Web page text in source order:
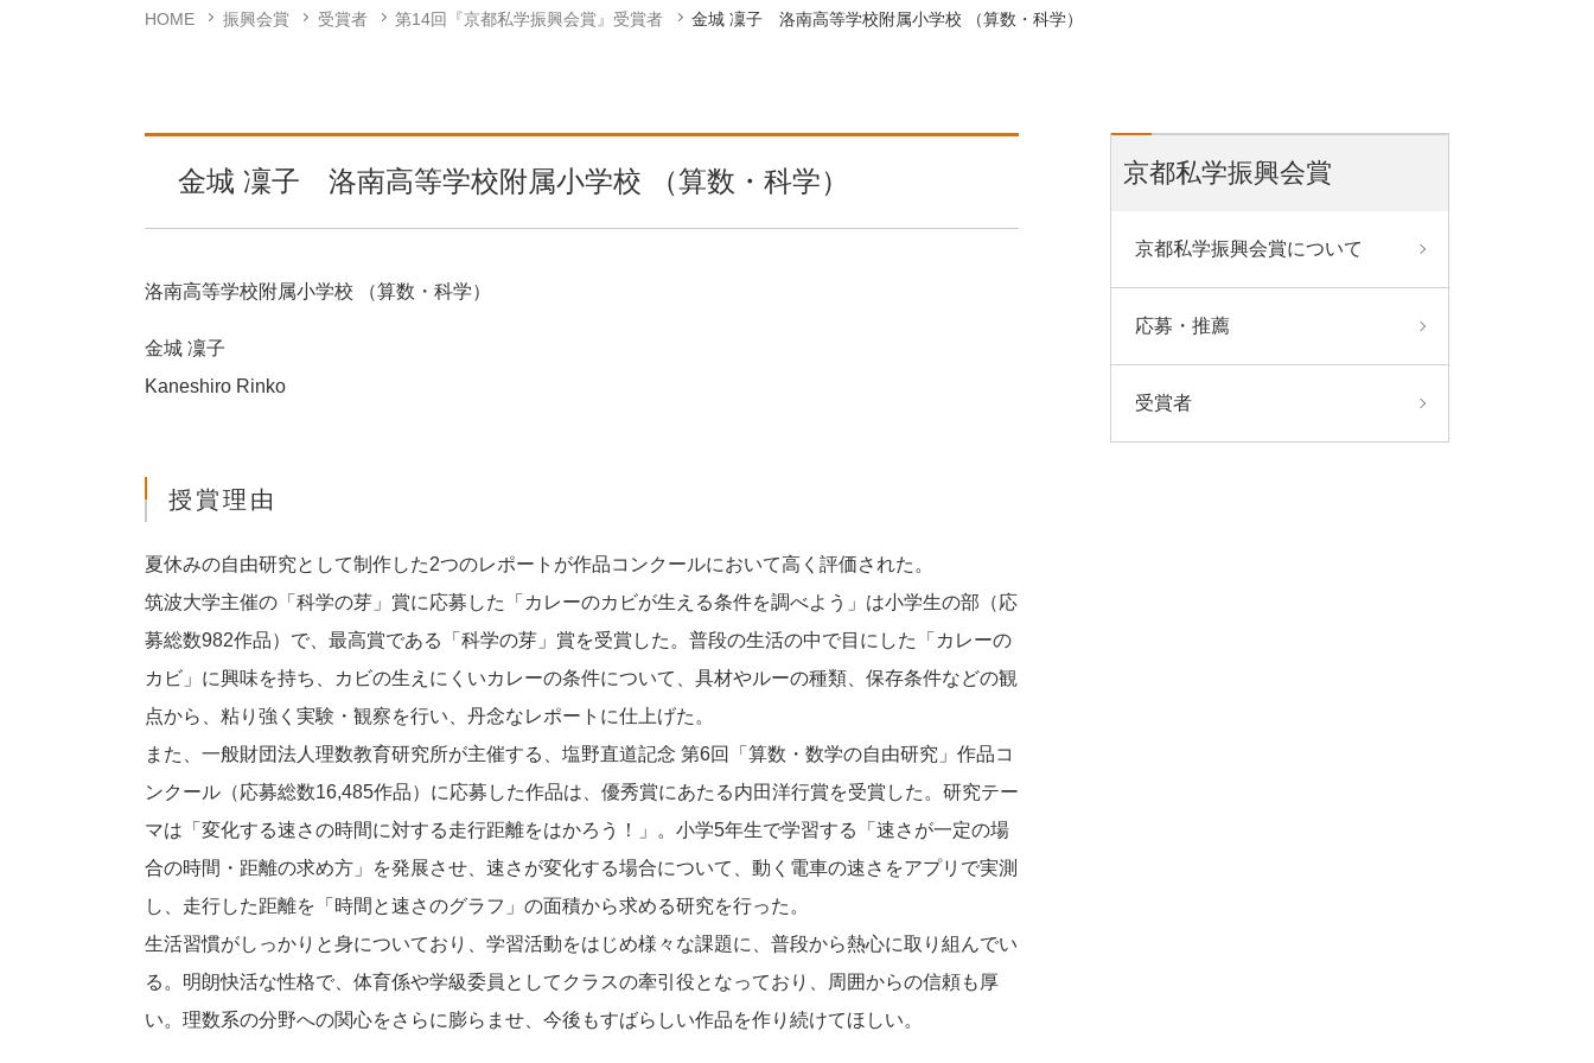
HOME 振興会賞 受賞者 第14回『京都私学振興会賞』受賞者 金城 凜子 洛南高等学校附属小学校 （算数・科学）
金城 凜子 洛南高等学校附属小学校 （算数・科学）
洛南高等学校附属小学校 （算数・科学）
金城 凜子
Kaneshiro Rinko
授賞理由
夏休みの自由研究として制作した2つのレポートが作品コンクールにおいて高く評価された。
筑波大学主催の「科学の芽」賞に応募した「カレーのカビが生える条件を調べよう」は小学生の部（応
募総数982作品）で、最高賞である「科学の芽」賞を受賞した。普段の生活の中で目にした「カレーの
カビ」に興味を持ち、カビの生えにくいカレーの条件について、具材やルーの種類、保存条件などの観
点から、粘り強く実験・観察を行い、丹念なレポートに仕上げた。
また、一般財団法人理数教育研究所が主催する、塩野直道記念 第6回「算数・数学の自由研究」作品コ
ンクール（応募総数16,485作品）に応募した作品は、優秀賞にあたる内田洋行賞を受賞した。研究テー
マは「変化する速さの時間に対する走行距離をはかろう！」。小学5年生で学習する「速さが一定の場
合の時間・距離の求め方」を発展させ、速さが変化する場合について、動く電車の速さをアプリで実測
し、走行した距離を「時間と速さのグラフ」の面積から求める研究を行った。
生活習慣がしっかりと身についており、学習活動をはじめ様々な課題に、普段から熱心に取り組んでい
る。明朗快活な性格で、体育係や学級委員としてクラスの牽引役となっており、周囲からの信頼も厚
い。理数系の分野への関心をさらに膨らませ、今後もすばらしい作品を作り続けてほしい。
京都私学振興会賞
京都私学振興会賞について
応募・推薦
受賞者